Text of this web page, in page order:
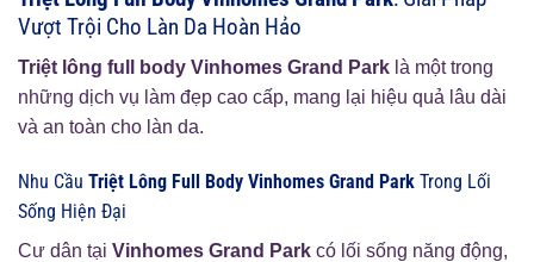
Vượt Trội Cho Làn Da Hoàn Hảo
Triệt lông full body Vinhomes Grand Park là một trong
những dịch vụ làm đẹp cao cấp, mang lại hiệu quả lâu dài
và an toàn cho làn da.
Nhu Cầu Triệt Lông Full Body Vinhomes Grand Park Trong Lối
Sống Hiện Đại
Cư dân tại Vinhomes Grand Park có lối sống năng động,